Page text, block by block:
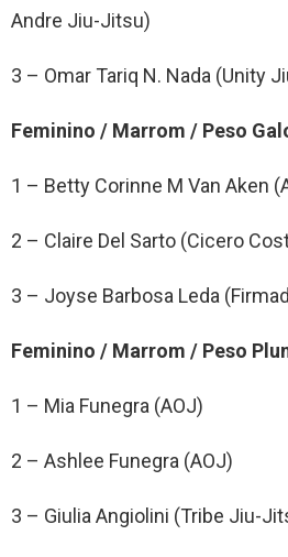
Andre Jiu-Jitsu)
3 – Omar Tariq N. Nada (Unity
Feminino / Marrom / Peso
1 – Betty Corinne M Van Aken
2 – Claire Del Sarto (Cicero
3 – Joyse Barbosa Leda
Feminino / Marrom / Peso
1 – Mia Funegra (AOJ)
2 – Ashlee Funegra (AOJ)
3 – Giulia Angiolini (Tribe Jiu-